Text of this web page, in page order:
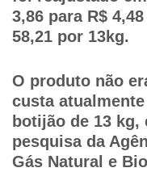
3,86 para R$
58,21 por 13kg.
O produto não
custa
botijão de 13 kg,
pesquisa da
Gás Natural e